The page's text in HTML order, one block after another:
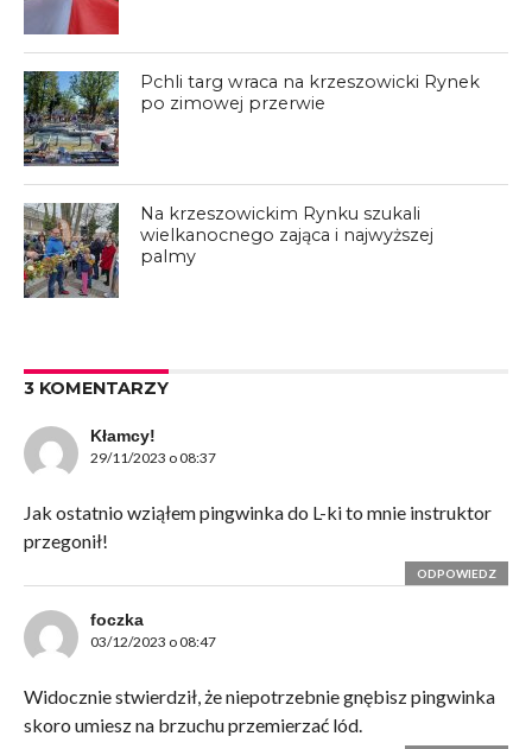
Pchli targ wraca na krzeszowicki Rynek
po zimowej przerwie
Na krzeszowickim Rynku szukali
wielkanocnego zająca i najwyższej
palmy
3 KOMENTARZY
Kłamcy!
29/11/2023 o 08:37
Jak ostatnio wziąłem pingwinka do L-ki to mnie instruktor
przegonił!
ODPOWIEDZ
foczka
03/12/2023 o 08:47
Widocznie stwierdził, że niepotrzebnie gnębisz pingwinka
skoro umiesz na brzuchu przemierzać lód.